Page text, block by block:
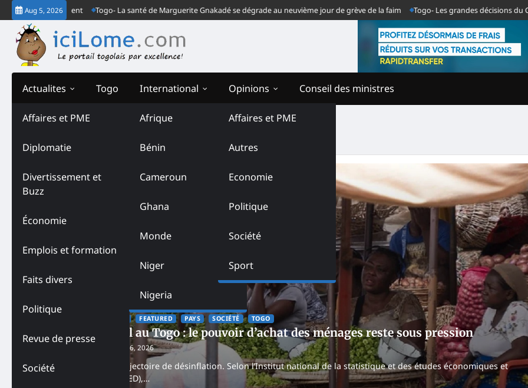
Skip
to
content
Aug 5, 2026
Togo est absent Togo- La santé de Marguerite Gnakadé se dégrade au neuvième jour de grève de la faim Togo- Les grandes décisions du
Actualites
Affaires et PME
Diplomatie
Divertissement et
Buzz
Économie
Emplois et formation
Faits divers
Politique
Revue de presse
Société
Togo International
Afrique
Bénin
Cameroun
Ghana
Monde
Niger
Nigeria
Opinions
Affaires et PME
Autres
Economie
Politique
Société
Sport
Conseil des ministres
Tag:INSEED
FEATURED PAYS SOCIÉTÉ TOGO
Inflation en recul au Togo : le pouvoir d’achat des ménages reste sous pression
February 16, 2026
Le Togo confirme sa trajectoire de désinflation. Selon l’Institut national de la statistique et des études économiques et
démographiques (INSEED),…